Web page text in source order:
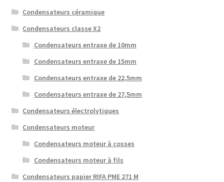
Condensateurs céramique
Condensateurs classe X2
Condensateurs entraxe de 10mm
Condensateurs entraxe de 15mm
Condensateurs entraxe de 22,5mm
Condensateurs entraxe de 27,5mm
Condensateurs électrolytiques
Condensateurs moteur
Condensateurs moteur à cosses
Condensateurs moteur à fils
Condensateurs papier RIFA PME 271 M